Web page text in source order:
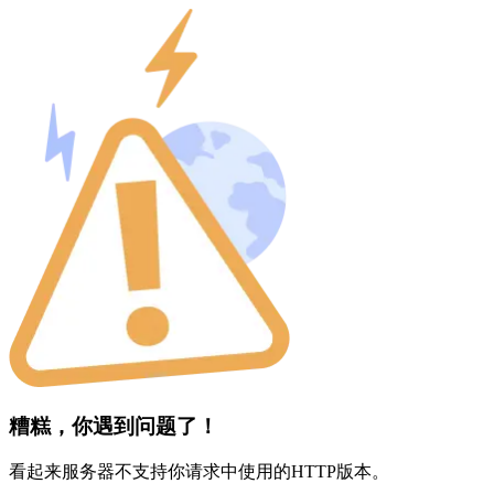
糟糕，你遇到问题了！
看起来服务器不支持你请求中使用的HTTP版本。